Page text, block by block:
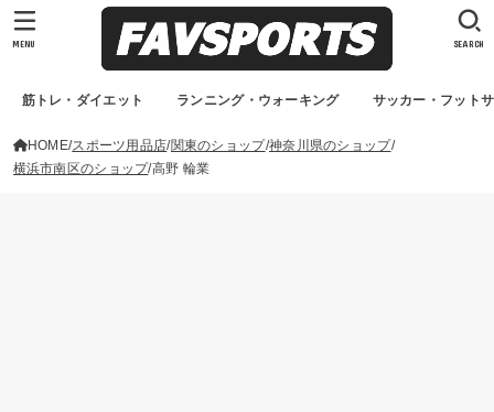
筋トレ・ダイエット ランニング・ウォーキング サッカー・フット
SEARCH
MENU
HOME スポーツ用品店 関東のショップ 神奈川県のショップ
横浜市南区のショップ 高野 輪業